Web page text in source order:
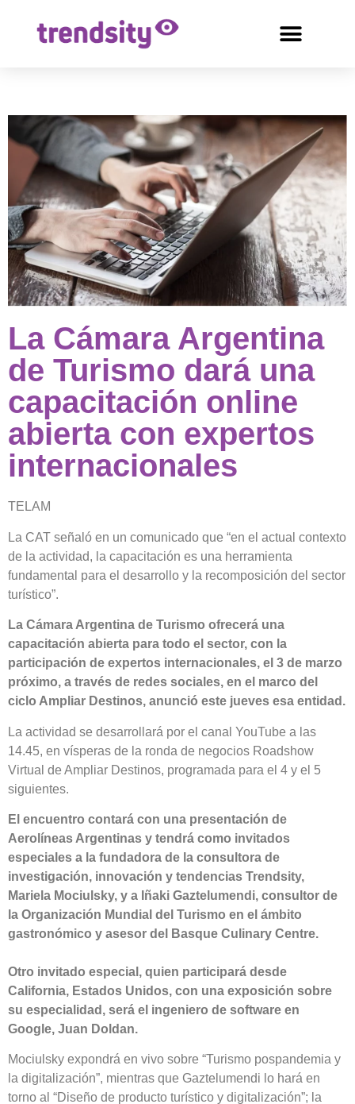
La Cámara Argentina
de Turismo dará una
capacitación online
abierta con expertos
internacionales
TELAM
La CAT señaló en un comunicado que “en el actual contexto
de la actividad, la capacitación es una herramienta
fundamental para el desarrollo y la recomposición del sector
turístico”.
La Cámara Argentina de Turismo ofrecerá una
capacitación abierta para todo el sector, con la
participación de expertos internacionales, el 3 de marzo
próximo, a través de redes sociales, en el marco del
ciclo Ampliar Destinos, anunció este jueves esa entidad.
La actividad se desarrollará por el canal YouTube a las
14.45, en vísperas de la ronda de negocios Roadshow
Virtual de Ampliar Destinos, programada para el 4 y el 5
siguientes.
El encuentro contará con una presentación de
Aerolíneas Argentinas y tendrá como invitados
especiales a la fundadora de la consultora de
investigación, innovación y tendencias Trendsity,
Mariela Mociulsky, y a Iñaki Gaztelumendi, consultor de
la Organización Mundial del Turismo en el ámbito
gastronómico y asesor del Basque Culinary Centre.
Otro invitado especial, quien participará desde
California, Estados Unidos, con una exposición sobre
su especialidad, será el ingeniero de software en
Google, Juan Doldan.
Mociulsky expondrá en vivo sobre “Turismo pospandemia y
la digitalización”, mientras que Gaztelumendi lo hará en
torno al “Diseño de producto turístico y digitalización”; la